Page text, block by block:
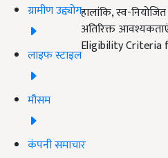
ग्रामीण उद्द्योग
लाइफ स्टाइल
मौसम
कंपनी समाचार
हालांकि, स्व-
अतिरिक्त
Eligibility Criteria